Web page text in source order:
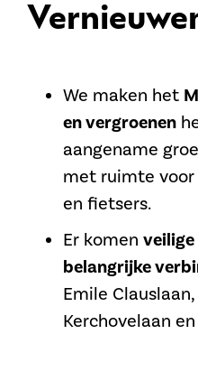
We maken het
en vergroenen
aangename
met ruimte
en fietsers.
Er komen
belangrijke
Emile
Kerchovelaan